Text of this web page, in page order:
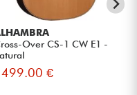
Over CS-1 CW E1 -
€